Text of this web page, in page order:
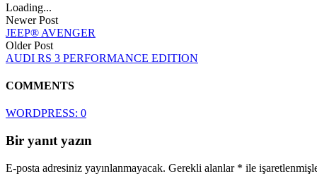
Loading...
Newer Post
JEEP® AVENGER
Older Post
AUDI RS 3 PERFORMANCE EDITION
COMMENTS
WORDPRESS: 0
Bir yanıt yazın
E-posta adresiniz yayınlanmayacak. Gerekli alanlar * ile